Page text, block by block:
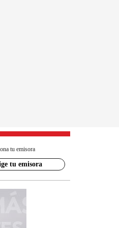
tu emisora
tu emisora